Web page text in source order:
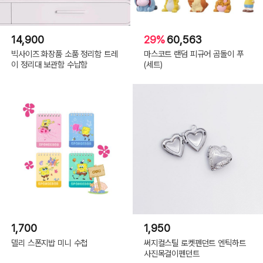
14,900
빅사이즈 화장품 소품 정리함 트레
이 정리대 보관함 수납함
29%60,563
마스코트 랜덤 피규어 곰돌이 푸
(세트)
1,700
델리 스폰지밥 미니 수첩
1,950
써지컬스틸 로켓펜던트 엔틱하트
사진목걸이펜던트